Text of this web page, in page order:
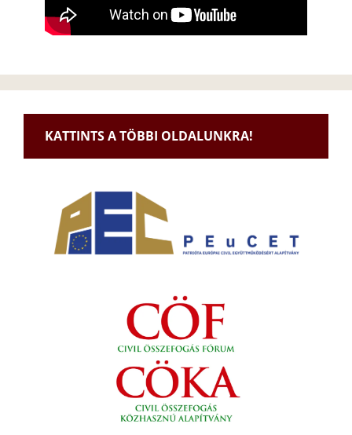
KATTINTS A TÖBBI OLDALUNKRA!